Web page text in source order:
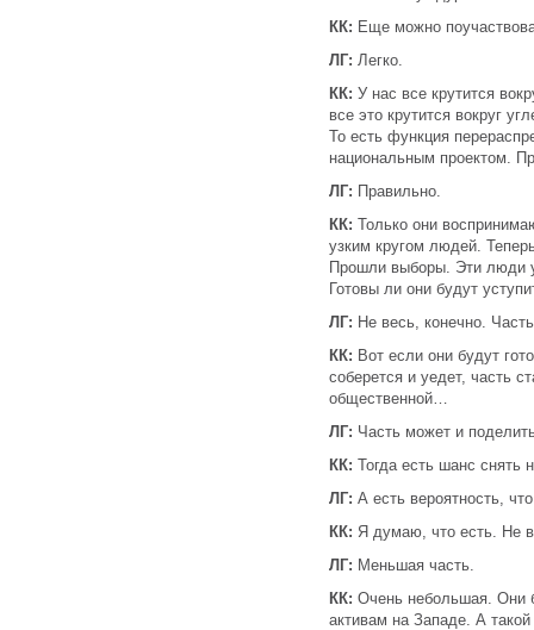
КК: Еще можно
ЛГ: Легко.
КК: У нас все крутится
все это крутится вокруг
То есть функция
национальным проектом.
ЛГ: Правильно.
КК: Только они
узким кругом людей.
Прошли выборы. Эти люди
Готовы ли они будут
ЛГ: Не весь, конечно.
КК: Вот если они будут
соберется и уедет, часть
общественной…
ЛГ: Часть может и
КК: Тогда есть шанс снять
ЛГ: А есть вероятность,
КК: Я думаю, что есть. Не
ЛГ: Меньшая часть.
КК: Очень небольшая. Они
активам на Западе. А такой